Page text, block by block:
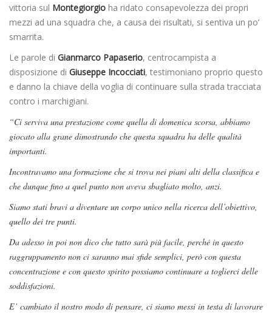
vittoria sul Montegiorgio ha ridato consapevolezza dei propri
mezzi ad una squadra che, a causa dei risultati, si sentiva un po’
smarrita.
Le parole di Gianmarco Papaserio, centrocampista a
disposizione di Giuseppe Incocciati, testimoniano proprio questo
e danno la chiave della voglia di continuare sulla strada tracciata
contro i marchigiani.
“Ci serviva una prestazione come quella di domenica scorsa, abbiamo
giocato alla grane dimostrando che questa squadra ha delle qualità
importanti.
Incontravamo una formazione che si trova nei piani alti della classifica e
che dunque fino a quel punto non aveva sbagliato molto, anzi.
Siamo stati bravi a diventare un corpo unico nella ricerca dell’obiettivo,
quello dei tre punti.
Da adesso in poi non dico che tutto sarà più facile, perché in questo
raggruppamento non ci saranno mai sfide semplici, però con questa
concentrazione e con questo spirito possiamo continuare a toglierci delle
soddisfazioni.
E’ cambiato il nostro modo di pensare, ci siamo messi in testa di lavorare